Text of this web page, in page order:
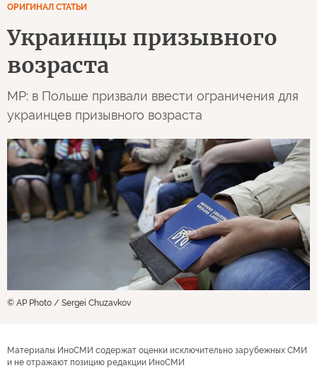
ОРИГИНАЛ СТАТЬИ
Украинцы призывного
возраста
MP: в Польше призвали ввести ограничения для
украинцев призывного возраста
© AP Photo / Sergei Chuzavkov
Материалы ИноСМИ содержат оценки исключительно зарубежных СМИ
и не отражают позицию редакции ИноСМИ